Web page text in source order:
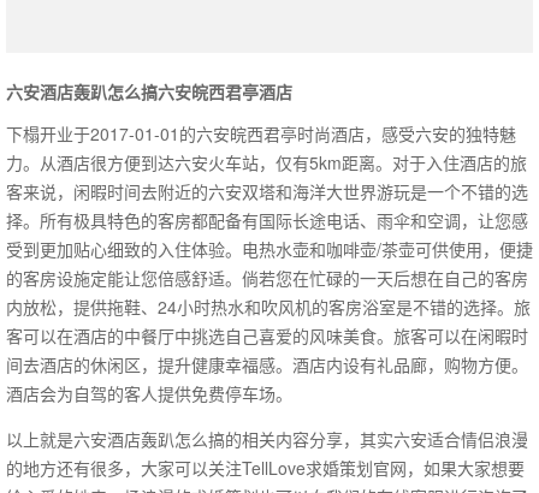
六安酒店轰趴怎么搞六安皖西君亭酒店
下榻开业于2017-01-01的六安皖西君亭时尚酒店，感受六安的独特魅
力。从酒店很方便到达六安火车站，仅有5km距离。对于入住酒店的旅
客来说，闲暇时间去附近的六安双塔和海洋大世界游玩是一个不错的选
择。所有极具特色的客房都配备有国际长途电话、雨伞和空调，让您感
受到更加贴心细致的入住体验。电热水壶和咖啡壶/茶壶可供使用，便捷
的客房设施定能让您倍感舒适。倘若您在忙碌的一天后想在自己的客房
内放松，提供拖鞋、24小时热水和吹风机的客房浴室是不错的选择。旅
客可以在酒店的中餐厅中挑选自己喜爱的风味美食。旅客可以在闲暇时
间去酒店的休闲区，提升健康幸福感。酒店内设有礼品廊，购物方便。
酒店会为自驾的客人提供免费停车场。
以上就是六安酒店轰趴怎么搞的相关内容分享，其实六安适合情侣浪漫
的地方还有很多，大家可以关注TellLove求婚策划官网，如果大家想要